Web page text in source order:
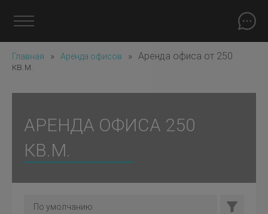
Главная » Аренда офисов » Аренда офиса от 250
кв.м.
АРЕНДА ОФИСА 250
КВ.М.